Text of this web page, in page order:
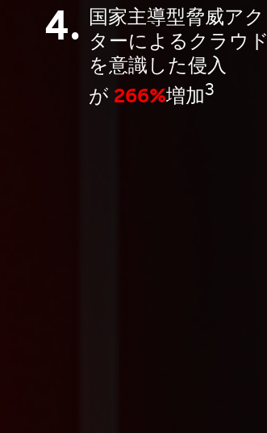
4. 国家主導型脅威アク
ターによるクラウド
を意識した侵入
が 266%増加3